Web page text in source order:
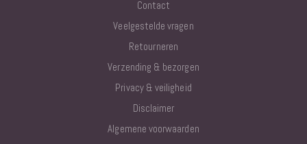
Contact
Veelgestelde vragen
Retourneren
Verzending & bezorgen
Privacy & veiligheid
Disclaimer
Algemene voorwaarden